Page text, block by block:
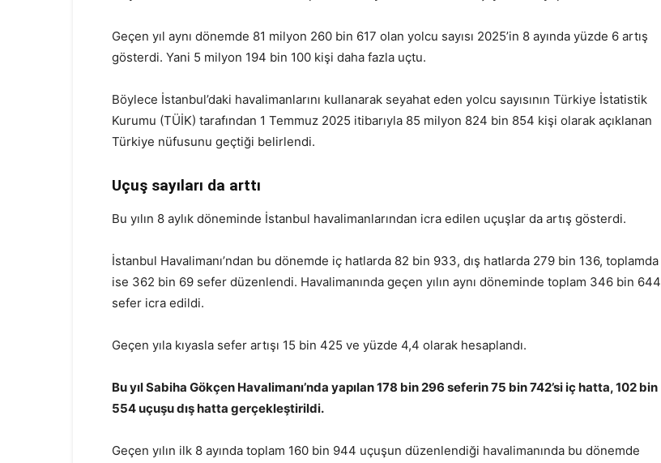
Geçen yıl aynı dönemde 81 milyon 260 bin 617 olan yolcu sayısı 2025’in 8 ayında yüzde 6 artış
gösterdi. Yani 5 milyon 194 bin 100 kişi daha fazla uçtu.
Böylece İstanbul’daki havalimanlarını kullanarak seyahat eden yolcu sayısının Türkiye İstatistik
Kurumu (TÜİK) tarafından 1 Temmuz 2025 itibarıyla 85 milyon 824 bin 854 kişi olarak açıklanan
Türkiye nüfusunu geçtiği belirlendi.
Uçuş sayıları da arttı
Bu yılın 8 aylık döneminde İstanbul havalimanlarından icra edilen uçuşlar da artış gösterdi.
İstanbul Havalimanı’ndan bu dönemde iç hatlarda 82 bin 933, dış hatlarda 279 bin 136, toplamda
ise 362 bin 69 sefer düzenlendi. Havalimanında geçen yılın aynı döneminde toplam 346 bin 644
sefer icra edildi.
Geçen yıla kıyasla sefer artışı 15 bin 425 ve yüzde 4,4 olarak hesaplandı.
Bu yıl Sabiha Gökçen Havalimanı’nda yapılan 178 bin 296 seferin 75 bin 742’si iç hatta, 102 bin
554 uçuşu dış hatta gerçekleştirildi.
Geçen yılın ilk 8 ayında toplam 160 bin 944 uçuşun düzenlendiği havalimanında bu dönemde